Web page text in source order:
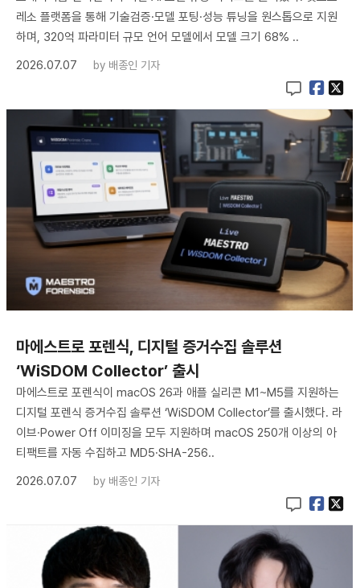
레소 플랫폼을 통해 기술검증·모델 포팅·성능 튜닝을 원스톱으로 지원
하며, 320억 파라미터 규모 언어 모델에서 모델 크기 68% ..
2026.07.07
by 배종인 기자
마에스트로 포렌식, 디지털 증거수집 솔루션
‘WiSDOM Collector’ 출시
마에스트로 포렌식이 macOS 26과 애플 실리콘 M1~M5를 지원하는
디지털 포렌식 증거수집 솔루션 ‘WiSDOM Collector’를 출시했다. 라
이브·Power Off 이미징을 모두 지원하며 macOS 250개 이상의 아
티팩트를 자동 수집하고 MD5·SHA-256..
2026.07.07
by 배종인 기자